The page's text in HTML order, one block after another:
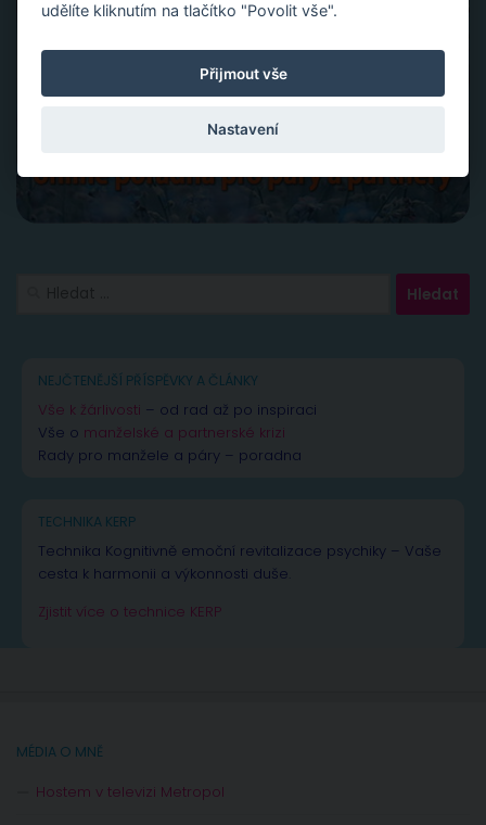
NEJČTENĚJŠÍ PŘÍSPĚVKY A ČLÁNKY
Vše k žárlivosti – od rad až po inspiraci
Vše o manželské a partnerské krizi
Rady pro manžele a páry – poradna
TECHNIKA KERP
Technika Kognitivně emoční revitalizace psychiky – Vaše
cesta k harmonii a výkonnosti duše.
Zjistit více o technice KERP
MÉDIA O MNĚ
Hostem v televizi Metropol
udělíte kliknutím na tlačítko "Povolit vše".
Přijmout vše
Nastavení